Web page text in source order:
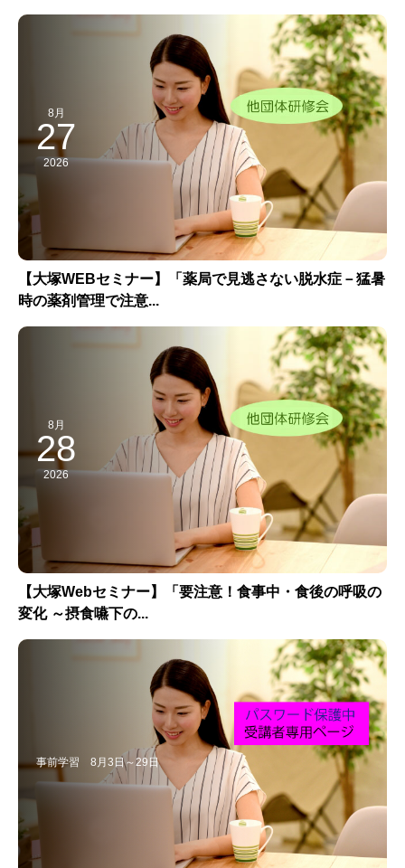
8月
27
2026
【大塚WEBセミナー】「薬局で見逃さない脱水症－猛暑
時の薬剤管理で注意...
8月
28
2026
【大塚Webセミナー】「要注意！食事中・食後の呼吸の
変化 ～摂食嚥下の...
事前学習 8月3日～29日